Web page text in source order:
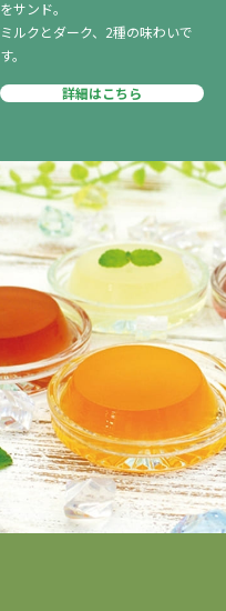
をサンド。
ミルクとダーク、2種の味わいで
す。
詳細はこちら